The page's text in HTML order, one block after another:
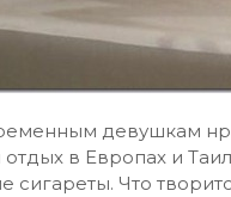
девушкам
в Европах и
Что